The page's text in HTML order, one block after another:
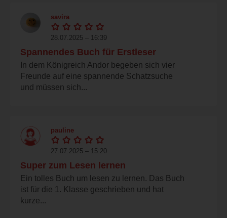
savira
28.07.2025 – 16:39
Spannendes Buch für Erstleser
In dem Königreich Andor begeben sich vier
Freunde auf eine spannende Schatzsuche
und müssen sich...
pauline
27.07.2025 – 15:20
Super zum Lesen lernen
Ein tolles Buch um lesen zu lernen. Das Buch
ist für die 1. Klasse geschrieben und hat
kurze...